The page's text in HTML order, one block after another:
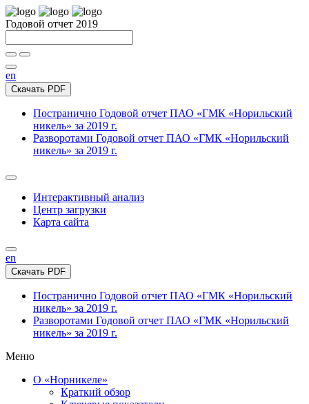
Годовой отчет 2019
en
Скачать PDF
Постранично Годовой отчет ПАО «ГМК «Норильский
никель» за 2019 г.
Разворотами Годовой отчет ПАО «ГМК «Норильский
никель» за 2019 г.
Интерактивный анализ
Центр загрузки
Карта сайта
en
Скачать PDF
Постранично Годовой отчет ПАО «ГМК «Норильский
никель» за 2019 г.
Разворотами Годовой отчет ПАО «ГМК «Норильский
никель» за 2019 г.
Меню
О «Норникеле»
Краткий обзор